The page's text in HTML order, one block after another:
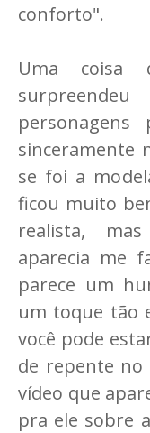
conforto".
Uma coisa
sinceramente
se foi a
ficou muito
realista,
aparecia me
parece um
um toque tão
você pode
de repente no
vídeo que
pra ele sobre